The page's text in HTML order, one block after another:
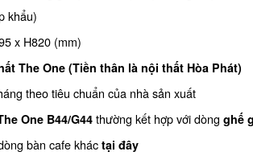
khẩu)
x H820 (mm)
The One (Tiền thân là nội thất Hòa Phát)
theo tiêu chuẩn của nhà sản xuất
One B44/G44thường kết hợp với dòngghế
bàn cafe kháctại đây